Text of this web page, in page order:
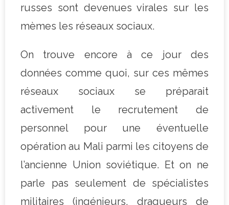
russes sont devenues virales sur les
mèmes les réseaux sociaux.
On trouve encore à ce jour des
données comme quoi, sur ces mêmes
réseaux sociaux se préparait
activement le recrutement de
personnel pour une éventuelle
opération au Mali parmi les citoyens de
l’ancienne Union soviétique. Et on ne
parle pas seulement de spécialistes
militaires (ingénieurs, dragueurs de